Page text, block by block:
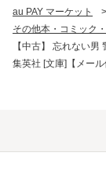
au PAY マーケット >
その他本・コミック
【中古】 忘れない
集英社 [文庫]【メール